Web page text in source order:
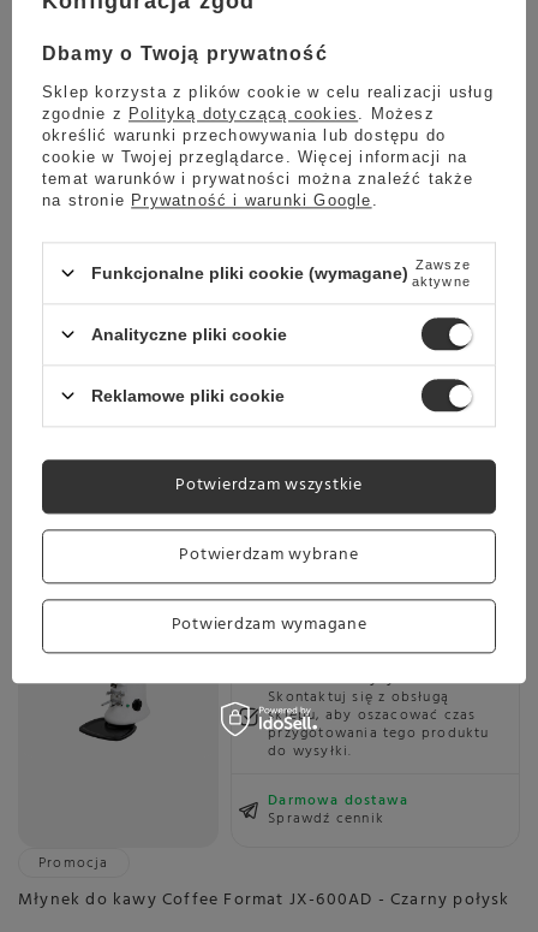
1 opinie
5 799,00 zł
5 399,00 zł
Oszczedź
400,00 zł
Najniższa cena z ostatnich 30 dni:
5 399,00 zł 0%
Wysyłkajeszcze dzisiaj
2 999,00 zł
2 900,00 zł
Oszczedź
99,00 zł
Najniższa cena z ostatnich 30 dni:
2 999,00 zł -3%
Planowana wysyłka
Skontaktuj się z obsługą
sklepu, aby oszacować czas
przygotowania tego produktu
do wysyłki.
Darmowa dostawa
Sprawdź cennik
Promocja
Młynek do kawy Coffee Format JX-600AD - Czarny połysk
Dbamy o Twoją prywatność
Sklep korzysta z plików cookie w celu realizacji usług
zgodnie z Polityką dotyczącą cookies
. Możesz
określić warunki przechowywania lub dostępu do
cookie w Twojej przeglądarce. Więcej informacji na
temat warunków i prywatności można znaleźć także
na stronie Prywatność i warunki Google
Funkcjonalne pliki cookie (wymagane) Zawsze
aktywne
Analityczne pliki cookie
Reklamowe pliki cookie
Potwierdzam wybrane
Potwierdzam wymagane
Potwierdzam wszystkie